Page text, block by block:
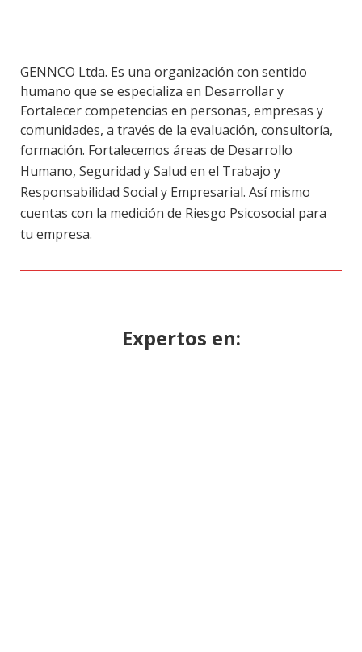
GENNCO Ltda. Es una organización con sentido
humano que se especializa en Desarrollar y
Fortalecer competencias en personas, empresas y
comunidades, a través de la evaluación, consultoría,
formación. Fortalecemos áreas de Desarrollo
Humano, Seguridad y Salud en el Trabajo y
Responsabilidad Social y Empresarial. Así mismo
cuentas con la medición de Riesgo Psicosocial para
tu empresa.
Expertos en: